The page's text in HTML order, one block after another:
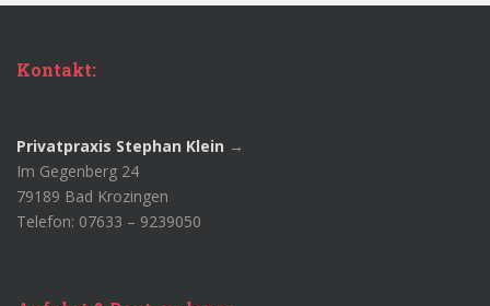
Kontakt:
Privatpraxis Stephan Klein →
Im Gegenberg 24
79189 Bad Krozingen
Telefon: 07633 – 9239050